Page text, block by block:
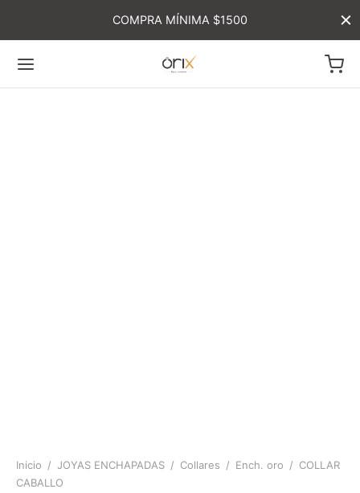
COMPRA MÍNIMA $1500
Inicio / JOYAS ENCHAPADAS / Collares / Ench. oro / COLLAR
CABALLO